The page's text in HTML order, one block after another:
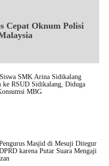
Cepat Oknum Polisi
SMK Arina Sidikalang
ke RSUD Sidikalang, Diduga
MBG
Masjid di Mesuji Ditegur
karena Putar Suara Mengaji